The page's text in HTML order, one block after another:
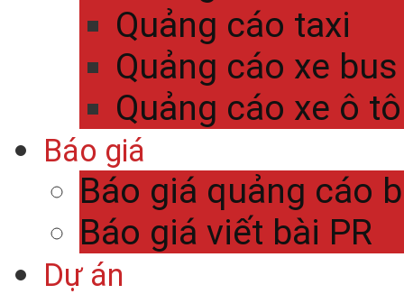
Quảng cáo taxi
Quảng cáo xe bus
Quảng cáo xe ô
Báo giá
Báo giá quảng cáo
Báo giá viết bài PR
Dự án